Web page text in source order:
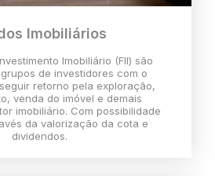
Imobiliários
Imobiliário (FII) são
de investidores com o
retorno pela exploração,
venda do imóvel e demais
imobiliário. Com possibilidade
da valorização da cota e
dividendos.